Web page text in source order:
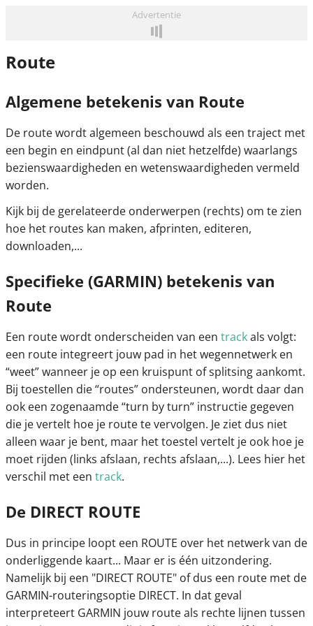
Advertentie
Route
Algemene betekenis van Route
De route wordt algemeen beschouwd als een traject met
een begin en eindpunt (al dan niet hetzelfde) waarlangs
bezienswaardigheden en wetenswaardigheden vermeld
worden.
Kijk bij de gerelateerde onderwerpen (rechts) om te zien
hoe het routes kan maken, afprinten, editeren,
downloaden,...
Specifieke (GARMIN) betekenis van
Route
Een route wordt onderscheiden van een trackals volgt:
een route integreert jouw pad in het wegennetwerk en
“weet” wanneer je op een kruispunt of splitsing aankomt.
Bij toestellen die “routes” ondersteunen, wordt daar dan
ook een zogenaamde “turn by turn” instructie gegeven
die je vertelt hoe je route te vervolgen. Je ziet dus niet
alleen waar je bent, maar het toestel vertelt je ook hoe je
moet rijden (links afslaan, rechts afslaan,...). Lees hier het
verschil met een track.
De DIRECT ROUTE
Dus in principe loopt een ROUTE over het netwerk van de
onderliggende kaart... Maar er is één uitzondering.
Namelijk bij een "DIRECT ROUTE" of dus een route met de
GARMIN-routeringsoptie DIRECT. In dat geval
interpreteert GARMIN jouw route als rechte lijnen tussen